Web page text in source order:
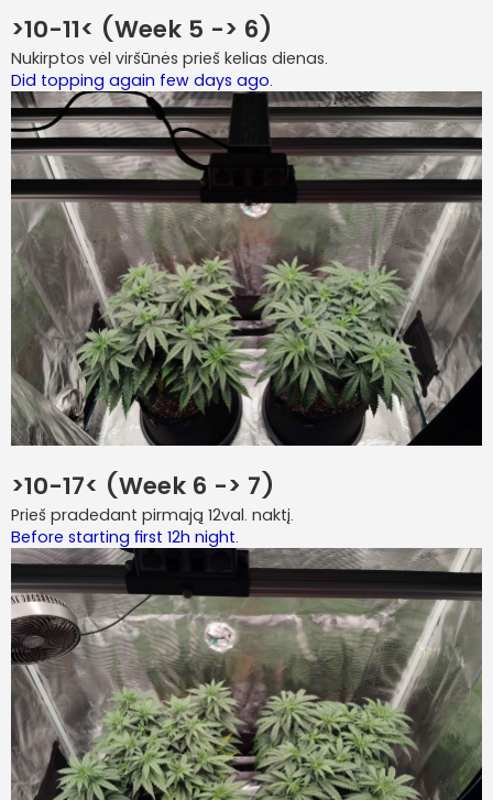
>10-11< (Week 5 -> 6)
Nukirptos vėl viršūnės prieš kelias dienas.
Did topping again few days ago.
>10-17< (Week 6 -> 7)
Prieš pradedant pirmają 12val. naktį.
Before starting first 12h night.